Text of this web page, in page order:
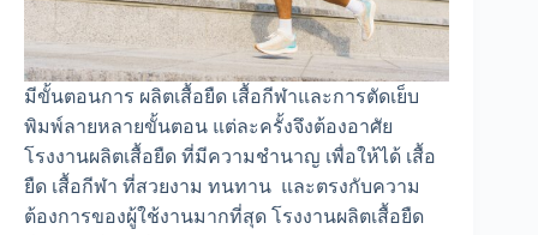
มีขั้นตอนการ ผลิตเสื้อยืด เสื้อกีฬาและการตัดเย็บ
พิมพ์ลายหลายขั้นตอน แต่ละครั้งจึงต้องอาศัย
โรงงานผลิตเสื้อยืด ที่มีความชำนาญ เพื่อให้ได้ เสื้อ
ยืด เสื้อกีฬา ที่สวยงาม ทนทาน และตรงกับความ
ต้องการของผู้ใช้งานมากที่สุด โรงงานผลิตเสื้อยืด